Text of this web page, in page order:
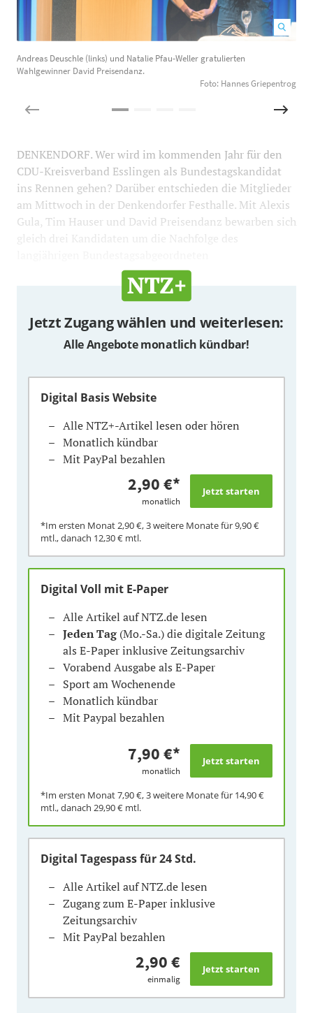
Andreas Deuschle (links) und Natalie Pfau-Weller gratulierten
Wahlgewinner David Preisendanz.
Foto: Hannes Griepentrog
DENKENDORF. Wer wird im kommenden Jahr für den
CDU-Kreisverband Esslingen als Bundestagskandidat
ins Rennen gehen? Darüber entschieden die Mitglieder
am Mittwoch in der Denkendorfer Festhalle. Mit Alexis
Gula, Tim Hauser und David Preisendanz bewarben sich
gleich drei Kandidaten um die Nachfolge des
Jetzt Zugang wählen und weiterlesen:
Alle Angebote monatlich kündbar!
Digital Basis Website
Alle NTZ+-Artikel lesen oder hören
Monatlich kündbar
Mit PayPal bezahlen
2,90 €*
monatlich
*Im ersten Monat2,90 €, 3 weitere Monate für9,90 €
mtl., danach 12,30 € mtl.
Digital Voll mit E-Paper
Alle Artikel auf NTZ.de lesen
Jeden Tag(Mo.-Sa.) die digitale Zeitung
als E-Paper inklusive Zeitungsarchiv
Vorabend Ausgabe als E-Paper
Sport am Wochenende
Monatlich kündbar
Mit Paypal bezahlen
7,90 €*
monatlich
*Im ersten Monat7,90 €, 3 weitere Monate für 14,90 €
mtl., danach 29,90 € mtl.
Digital Tagespassfür 24 Std.
Alle Artikel auf NTZ.de lesen
Zugang zum E-Paper inklusive
Zeitungsarchiv
Mit PayPal bezahlen
2,90 €
einmalig